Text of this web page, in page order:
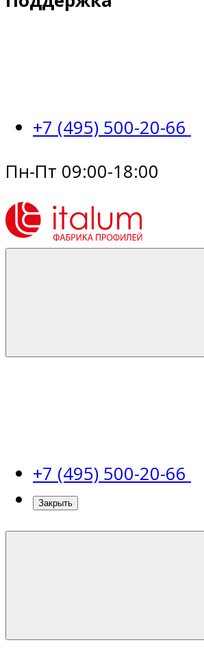
+7 (495) 500-20-66
Пн-Пт 09:00-18:00
+7 (495) 500-20-66
Закрыть